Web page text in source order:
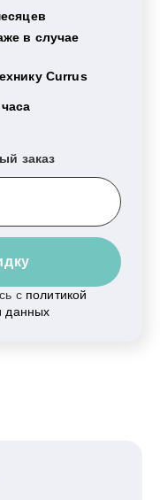
в случае
Currus
заказ
с политикой
данных